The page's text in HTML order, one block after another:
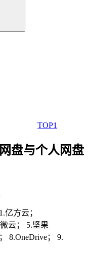
TOP1
盘与个人网盘
亿方云；
云； 5.坚果
8.OneDrive； 9.